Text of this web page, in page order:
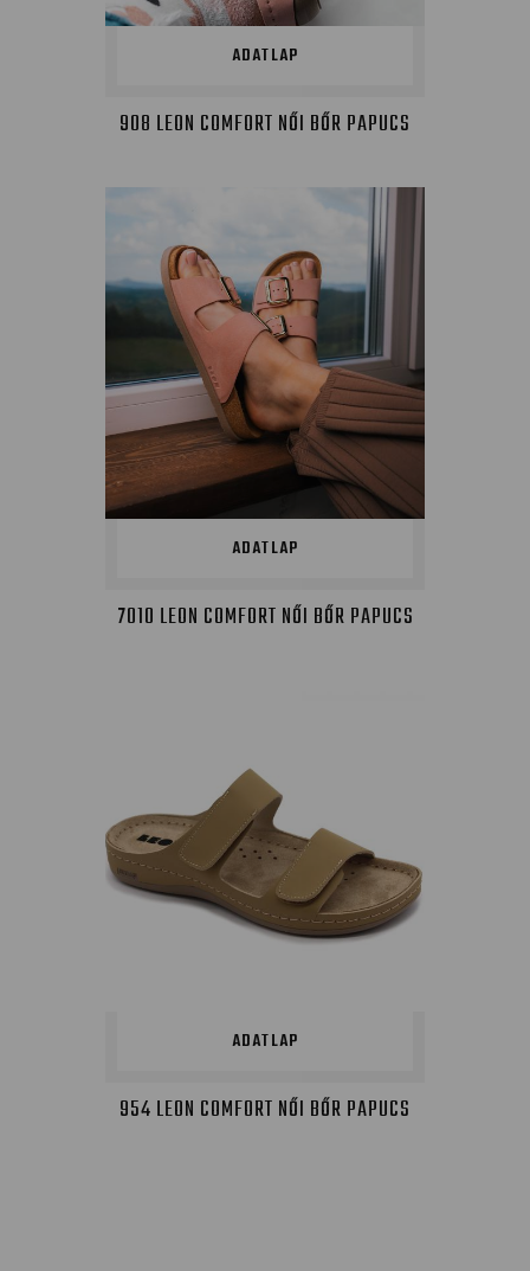
ADATLAP
908 LEON COMFORT NŐI BŐR PAPUCS
ADATLAP
7010 LEON COMFORT NŐI BŐR PAPUCS
ADATLAP
954 LEON COMFORT NŐI BŐR PAPUCS